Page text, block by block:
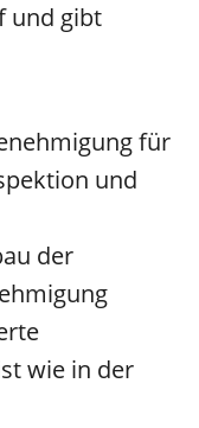
und gibt
für
und
der
wie in der